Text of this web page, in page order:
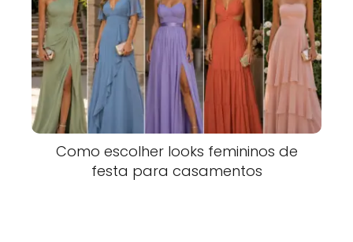
Como escolher looks femininos de
festa para casamentos